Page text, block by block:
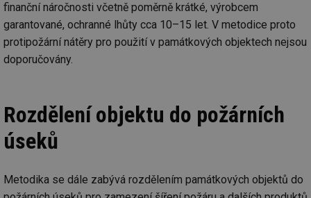
finanční náročnosti včetně poměrně krátké, výrobcem
garantované, ochranné lhůty cca 10–15 let. V metodice proto
protipožární nátěry pro použití v památkových objektech nejsou
doporučovány.
Rozdělení objektu do požárních
úseků
Metodika se dále zabývá rozdělením památkových objektů do